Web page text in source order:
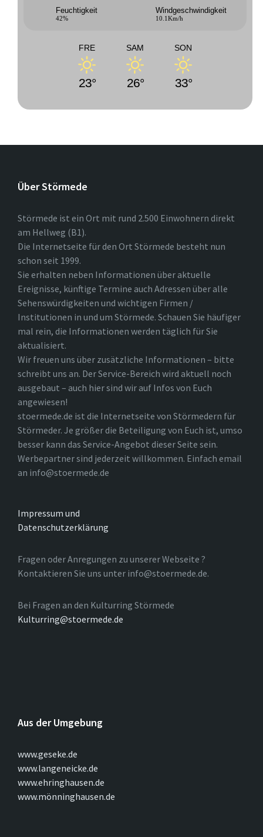
Feuchtigkeit
42%
Windgeschwindigkeit
10.1Km/h
FRE
23°
SAM
26°
SON
33°
Über Störmede
Störmede ist ein Ort mit rund 2.500 Einwohnern direkt
am Hellweg (B1).
Die Internetseite für den Ort Störmede besteht nun
schon seit 1999.
Sie erhalten neben Informationen über aktuelle
Ereignisse, künftige Termine auch Adressen über alle
Sehenswürdigkeiten und wichtigen Firmen /
Institutionen in und um Störmede. Schauen Sie häufiger
mal rein, die Informationen werden täglich für Sie
aktualisiert.
Wir freuen uns über zusätzliche Informationen – bitte
schreibt uns an. Der Service-Bereich wird aktuell noch
ausgebaut – auch hier sind wir auf Infos von Euch
angewiesen!
stoermede.de ist die Internetseite von Störmedern für
Störmeder. Je größer die Beteiligung von Euch ist, umso
besser kann das Service-Angebot dieser Seite sein.
Werbepartner sind jederzeit willkommen. Einfach email
an info@stoermede.de
Impressum und
Datenschutzerklärung
Fragen oder Anregungen zu unserer Webseite ?
Kontaktieren Sie uns unter info@stoermede.de.
Bei Fragen an den Kulturring Störmede
Kulturring@stoermede.de
Aus der Umgebung
www.geseke.de
www.langeneicke.de
www.ehringhausen.de
www.mönninghausen.de